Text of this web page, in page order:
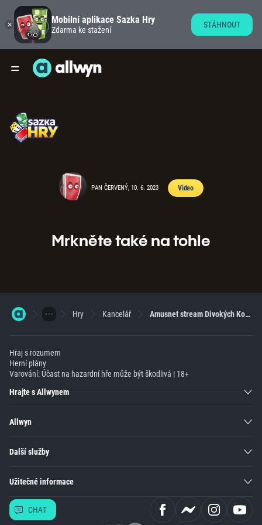
PAN ČERVENÝ, 10. 6. 2023 Video
Mrkněte také na tohle
Hry Kancelář Amusnet stream Divokých Koček
Hraj s rozumem
Herní plány
Varování: Účast na hazardní hře může být škodlivá | 18+
Hrajte s Allwynem
Allwyn
Další služby
Užitečné informace
CHAT
Mobilní aplikace Sazka Hry
Zdarma ke stažení
STÁHNOUT